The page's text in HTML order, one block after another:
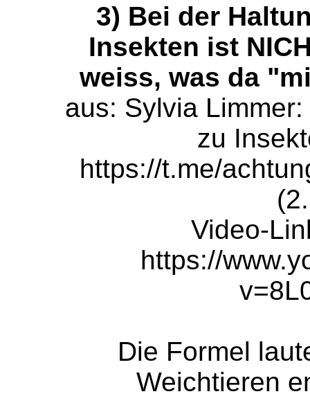
3) Bei der
Insekten ist
weiss, was da
aus: Sylvia
zu
https://t.me/
Video-
https://
Die Formel
Weichtieren